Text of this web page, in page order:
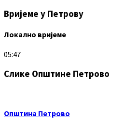
Вријеме у Петрову
Локално вријеме
05:47
Слике Општине Петрово
Општина Петрово